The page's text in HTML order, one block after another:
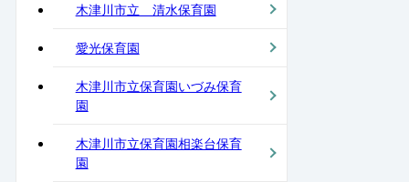
木津川市立 清水保育園
愛光保育園
木津川市立保育園いづみ保育
園
木津川市立保育園相楽台保育
園